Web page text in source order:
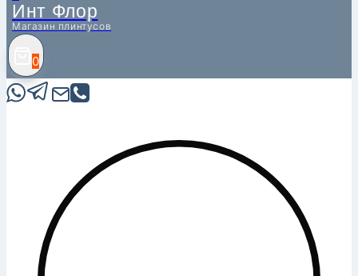
Инт Флор
Магазин плинтусов
0